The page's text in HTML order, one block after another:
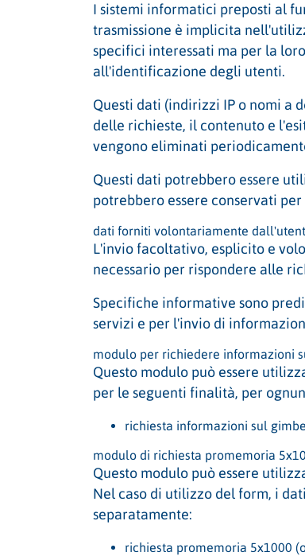
I sistemi informatici preposti al
trasmissione è implicita
specifici interessati ma per la
all'identificazione degli utenti.
Questi dati (indirizzi IP o nomi a
delle richieste, il contenuto e
vengono eliminati
Questi dati potrebbero essere
potrebbero essere conservati
dati forniti volontariamente
L'invio facoltativo, esplicito e
necessario per rispondere alle
Specifiche informative sono
servizi e per l'invio di
modulo per richiedere informazioni
Questo modulo può essere
per le seguenti finalità, per
richiesta informazioni sul
modulo di richiesta promemoria
Questo modulo può essere
Nel caso di utilizzo del form, i
separatamente:
richiesta promemoria 5x1000